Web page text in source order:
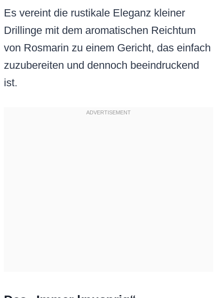
Es vereint die rustikale Eleganz kleiner
Drillinge mit dem aromatischen Reichtum
von Rosmarin zu einem Gericht, das einfach
zuzubereiten und dennoch beeindruckend
ist.